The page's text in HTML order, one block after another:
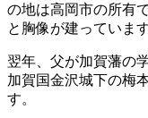
の地は高岡市の所有
と胸像が建っています
翌年、父が加賀藩の
加賀国金沢城下の梅
す。